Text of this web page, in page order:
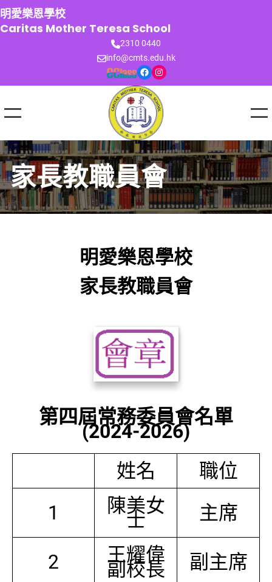
跳
至
主
明愛樂恩學校
Caritas Mother Teresa School
2310 0440
info@cmts.edu.hk
Facebook Instagram
家長教職員會
明愛樂恩學校
家長教職員會
第四屆常務委員會名單
(2024-2026)
姓名
職位
1
陳美女
士 主席
2 王耀偉
副校長 副主席